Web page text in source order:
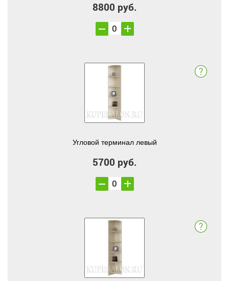
8800 руб.
Угловой терминал левый
5700 руб.